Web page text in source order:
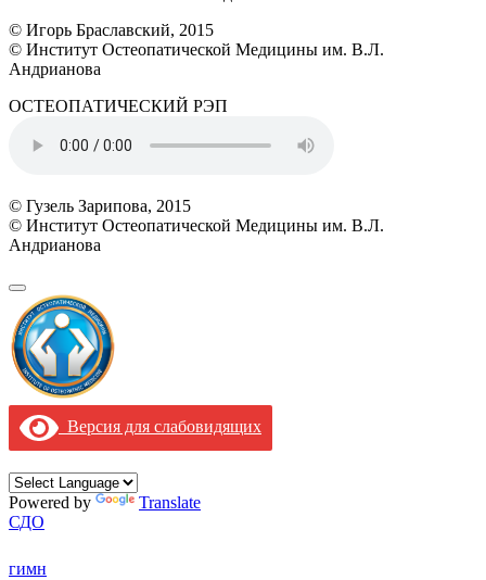
© Игорь Браславский, 2015
© Институт Остеопатической Медицины им. В.Л.
Андрианова
ОСТЕОПАТИЧЕСКИЙ РЭП
© Гузель Зарипова, 2015
© Институт Остеопатической Медицины им. В.Л.
Андрианова
Версия для слабовидящих
Powered by
Translate
СДО
гимн